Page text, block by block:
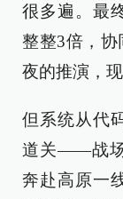
很多遍。最
整整3倍，协
夜的推演，
但系统从代
道关——战场
奔赴高原一